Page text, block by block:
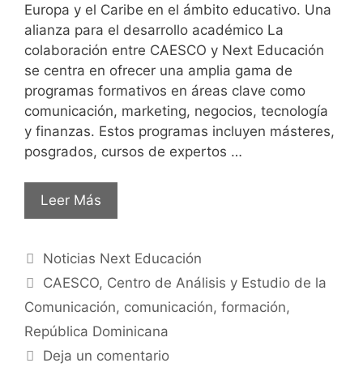
Europa y el Caribe en el ámbito educativo. Una
alianza para el desarrollo académico La
colaboración entre CAESCO y Next Educación
se centra en ofrecer una amplia gama de
programas formativos en áreas clave como
comunicación, marketing, negocios, tecnología
y finanzas. Estos programas incluyen másteres,
posgrados, cursos de expertos …
Leer Más
Noticias Next Educación
CAESCO, Centro de Análisis y Estudio de la
Comunicación, comunicación, formación,
República Dominicana
Deja un comentario